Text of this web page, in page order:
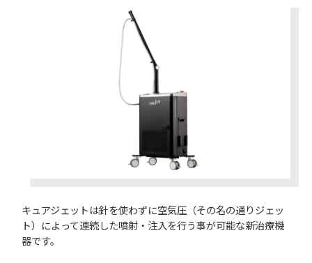
キュアジェットは針を使わずに空気圧（その名の通りジェッ
ト）によって連続した噴射・注入を行う事が可能な新治療機
器です。